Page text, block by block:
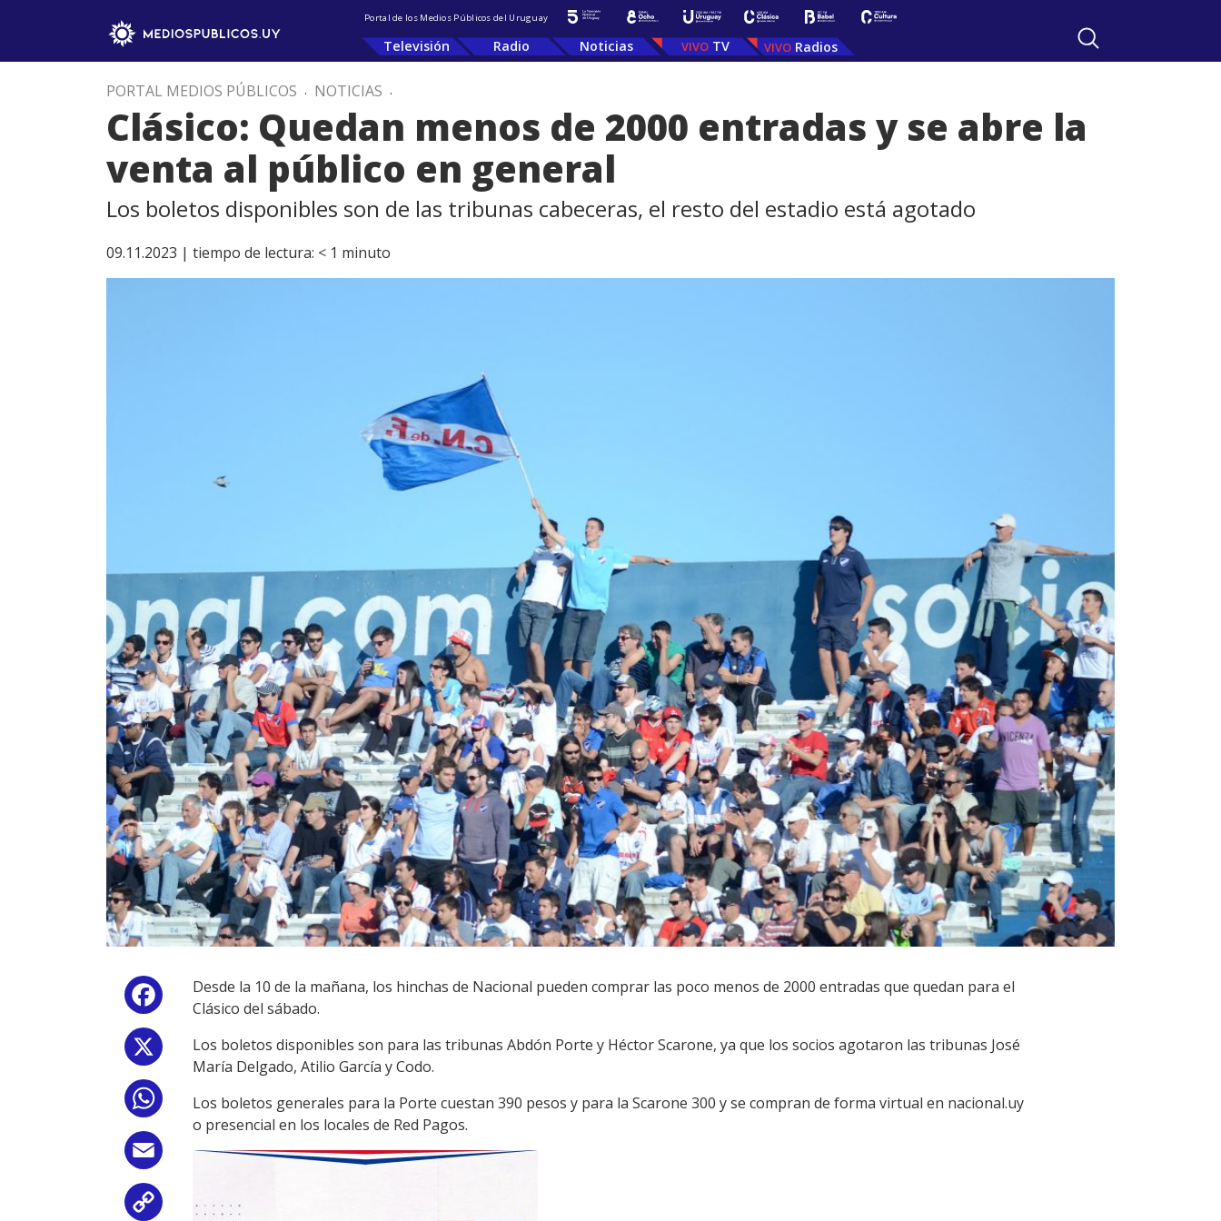
Portal de los Medios Públicos del Uruguay
Televisión Radio Noticias TV Radios
PORTAL MEDIOS PÚBLICOS . NOTICIAS .
Clásico: Quedan menos de 2000 entradas y se abre la
venta al público en general
Los boletos disponibles son de las tribunas cabeceras, el resto del estadio está agotado
09.11.2023 | tiempo de lectura: < 1 minuto
Facebook
WhatsApp
Email
Copy
Desde la 10 de la mañana, los hinchas de Nacional pueden comprar las poco menos de 2000 entradas que quedan para el
Clásico del sábado.
Los boletos disponibles son para las tribunas Abdón Porte y Héctor Scarone, ya que los socios agotaron las tribunas José
María Delgado, Atilio García y Codo.
Los boletos generales para la Porte cuestan 390 pesos y para la Scarone 300 y se compran de forma virtual en nacional.uy
o presencial en los locales de Red Pagos.